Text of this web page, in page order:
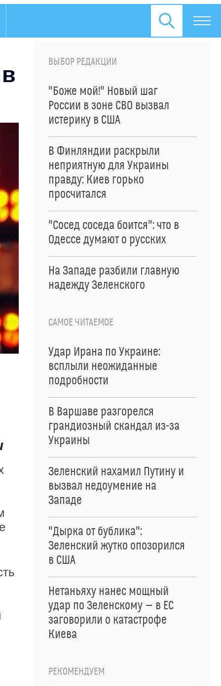
ВЫБОР РЕДАКЦИИ
"Боже мой!" Новый шаг
России в зоне СВО вызвал
истерику в США
В Финляндии раскрыли
неприятную для Украины
правду: Киев горько
просчитался
"Сосед соседа боится": что в
Одессе думают о русских
На Западе разбили главную
надежду Зеленского
САМОЕ ЧИТАЕМОЕ
Удар Ирана по Украине:
всплыли неожиданные
подробности
В Варшаве разгорелся
грандиозный скандал из-за
Украины
Зеленский нахамил Путину и
вызвал недоумение на
Западе
"Дырка от бублика":
Зеленский жутко опозорился
в США
Нетаньяху нанес мощный
удар по Зеленскому — в ЕС
заговорили о катастрофе
Киева
РЕКОМЕНДУЕМ